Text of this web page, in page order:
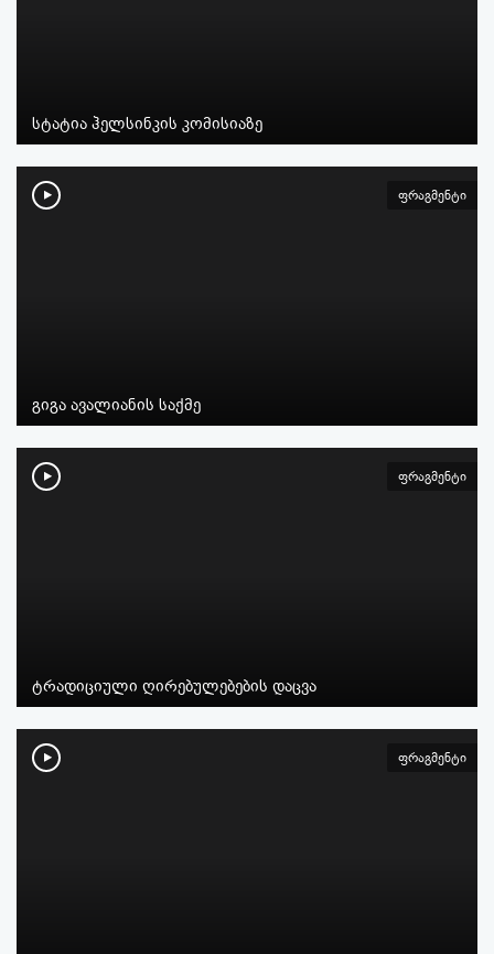
სტატია ჰელსინკის კომისიაზე
ფრაგმენტი
გიგა ავალიანის საქმე
ფრაგმენტი
ტრადიციული ღირებულებების დაცვა
ფრაგმენტი